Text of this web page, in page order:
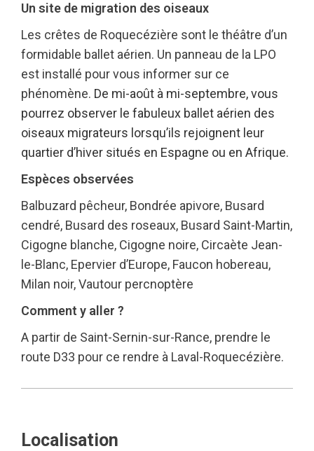
Un site de migration des oiseaux
Les crêtes de Roquecézière sont le théâtre d’un
formidable ballet aérien. Un panneau de la LPO
est installé pour vous informer sur ce
phénomène. De mi-août à mi-septembre, vous
pourrez observer le fabuleux ballet aérien des
oiseaux migrateurs lorsqu’ils rejoignent leur
quartier d’hiver situés en Espagne ou en Afrique.
Espèces observées
Balbuzard pêcheur, Bondrée apivore, Busard
cendré, Busard des roseaux, Busard Saint-Martin,
Cigogne blanche, Cigogne noire, Circaète Jean-
le-Blanc, Epervier d’Europe, Faucon hobereau,
Milan noir, Vautour percnoptère
Comment y aller ?
A partir de Saint-Sernin-sur-Rance, prendre le
route D33 pour ce rendre à Laval-Roquecézière.
Localisation